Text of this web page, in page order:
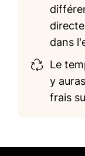
dans
Le
y
frais